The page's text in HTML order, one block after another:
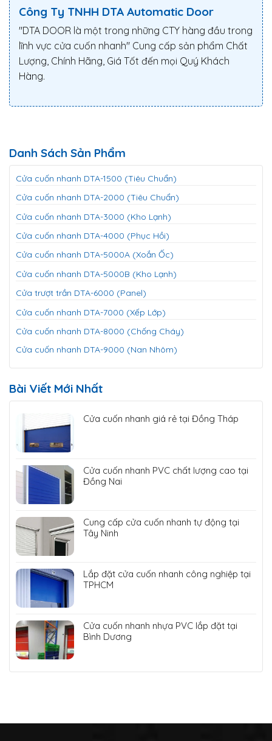
Công Ty TNHH DTA Automatic Door
"DTA DOOR là một trong những CTY hàng đầu trong
lĩnh vực cửa cuốn nhanh" Cung cấp sản phẩm Chất
Lượng, Chính Hãng, Giá Tốt đến mọi Quý Khách
Hàng.
Danh Sách Sản Phẩm
Cửa cuốn nhanh DTA-1500 (Tiêu Chuẩn)
Cửa cuốn nhanh DTA-2000 (Tiêu Chuẩn)
Cửa cuốn nhanh DTA-3000 (Kho Lạnh)
Cửa cuốn nhanh DTA-4000 (Phục Hồi)
Cửa cuốn nhanh DTA-5000A (Xoắn Ốc)
Cửa cuốn nhanh DTA-5000B (Kho Lạnh)
Cửa trượt trần DTA-6000 (Panel)
Cửa cuốn nhanh DTA-7000 (Xếp Lớp)
Cửa cuốn nhanh DTA-8000 (Chống Cháy)
Cửa cuốn nhanh DTA-9000 (Nan Nhôm)
Bài Viết Mới Nhất
Cửa cuốn nhanh giá rẻ tại Đồng Tháp
Cửa cuốn nhanh PVC chất lượng cao tại
Đồng Nai
Cung cấp cửa cuốn nhanh tự động tại
Tây Ninh
Lắp đặt cửa cuốn nhanh công nghiệp tại
TPHCM
Cửa cuốn nhanh nhựa PVC lắp đặt tại
Bình Dương